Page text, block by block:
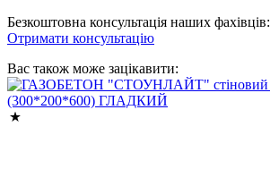
Безкоштовна консультація наших фахівців:
Отримати консультацію
Вас також може зацікавити: